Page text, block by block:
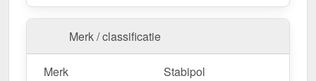
Merk / classificatie
Merk Stabipol